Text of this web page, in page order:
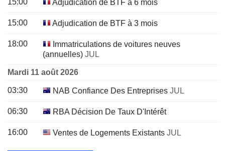
Adjudication de BTF à 6 mois
15:00 Adjudication de BTF à 3 mois
18:00
Immatriculations de voitures neuves
(annuelles) JUL
Mardi 11 août 2026
03:30 NAB Confiance Des Entreprises JUL
06:30 RBA Décision De Taux D'Intérêt
16:00 Ventes de Logements Existants JUL